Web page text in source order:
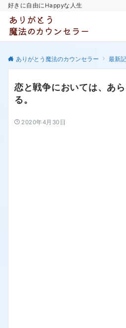
好きに自由にHappyな人生
ありがとう魔法のカウンセラー 最新
恋と戦争においては、あ
る。
2020年4月30日